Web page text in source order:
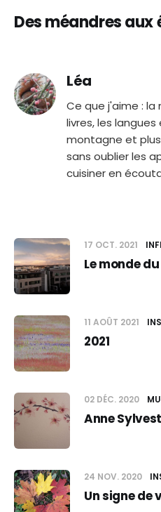
Des méandres aux
Léa
Ce que j'aime : la
livres, les
montagne et
sans oublier les
cuisiner en
17 OCT. 2021
Le monde
11 AOÛT 2021
2021
02 DÉC. 2020
Anne
24 NOV. 2020
Un signe de